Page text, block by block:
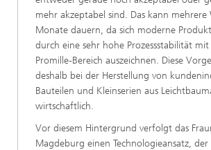
mehr akzeptabel sind. Das kann mehrere
Monate dauern, da sich moderne
durch eine sehr hohe Prozessstabilität
Promille-Bereich auszeichnen. Diese
deshalb bei der Herstellung von
Bauteilen und Kleinserien aus
wirtschaftlich.
Vor diesem Hintergrund verfolgt das
Magdeburg einen Technologieansatz, der